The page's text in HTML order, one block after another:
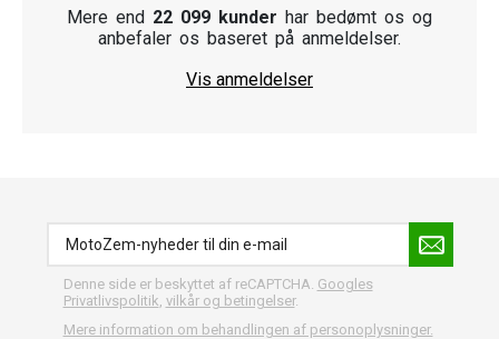
Mere end 22 099 kunder har bedømt os og
anbefaler os baseret på anmeldelser.
Vis anmeldelser
Denne side er beskyttet af reCAPTCHA. Googles
Privatlivspolitik vilkår og betingelser.
Mere information om behandlingen af personoplysninger.